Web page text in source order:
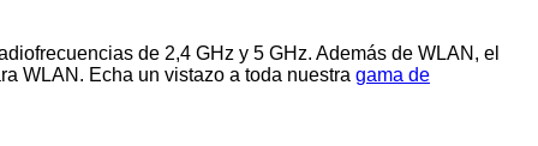
de 2,4 GHz y 5 GHz. Además de WLAN, el
WLAN. Echa un vistazo a toda nuestra gama de